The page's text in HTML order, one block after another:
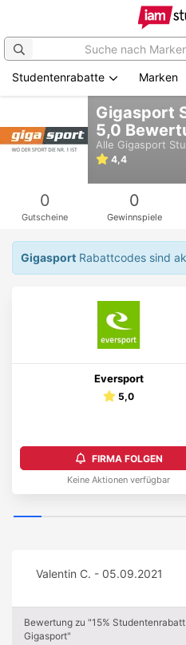
springen
Studentenrabatte Marken
Gigasport
5,0
Alle Gigasport
4,4
0
Gutscheine
0
Gewinnspiele
Gigasport Rabattcodes sind
Eversport
5,0
FIRMA FOLGEN
Keine Aktionen verfügbar
Valentin C. - 05.09.2021
Bewertung zu "15%
Gigasport"